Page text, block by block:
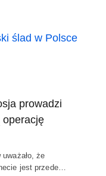
ślad w Polsce
prowadzi
operację
że
jest przede…